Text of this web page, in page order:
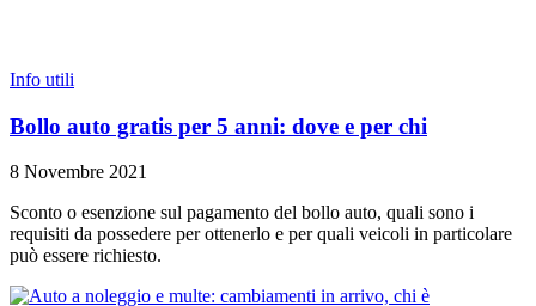
Info utili
Bollo auto gratis per 5 anni: dove e per chi
8 Novembre 2021
Sconto o esenzione sul pagamento del bollo auto, quali sono i
requisiti da possedere per ottenerlo e per quali veicoli in particolare
può essere richiesto.